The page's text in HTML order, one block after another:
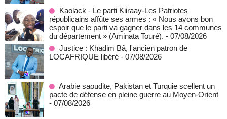
Kaolack - Le parti Kiiraay-Les Patriotes
républicains affûte ses armes : « Nous avons bon
espoir que le parti va gagner dans les 14 communes
du département » (Aminata Touré). - 07/08/2026
Justice : Khadim Bâ, l'ancien patron de
LOCAFRIQUE libéré - 07/08/2026
Arabie saoudite, Pakistan et Turquie scellent un
pacte de défense en pleine guerre au Moyen-Orient
- 07/08/2026